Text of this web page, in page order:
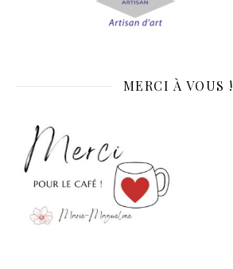
MERCI À VOUS !